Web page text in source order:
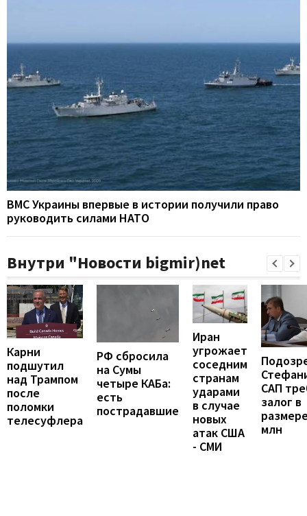
ВМС Украины впервые в истории получили право
руководить силами НАТО
Внутри "Новости bigmir)net
Карни
подшутил
над Трампом
после
поломки
телесуфлера
РФ сбросила
на Сумы
четыре КАБа:
есть
пострадавшие
Иран
угрожает
соседним
странам
ударами
в случае
новых
атак США
- СМИ
САП
залог в
млн